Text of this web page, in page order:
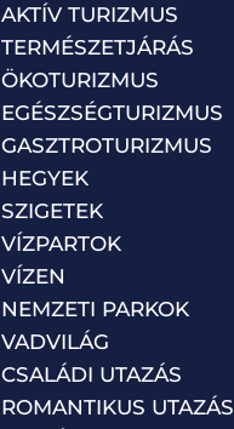
AKTÍV TURIZMUS
TERMÉSZETJÁRÁS
ÖKOTURIZMUS
EGÉSZSÉGTURIZMUS
GASZTROTURIZMUS
HEGYEK
SZIGETEK
VÍZPARTOK
VÍZEN
NEMZETI PARKOK
VADVILÁG
CSALÁDI UTAZÁS
ROMANTIKUS UTAZÁS